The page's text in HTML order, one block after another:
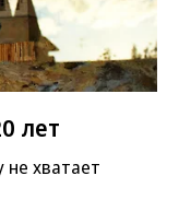
лет
не хватает